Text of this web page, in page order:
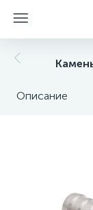
Описание